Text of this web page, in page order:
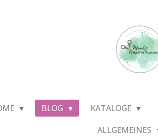
BLOG KATALOGE
ALLGEMEINES